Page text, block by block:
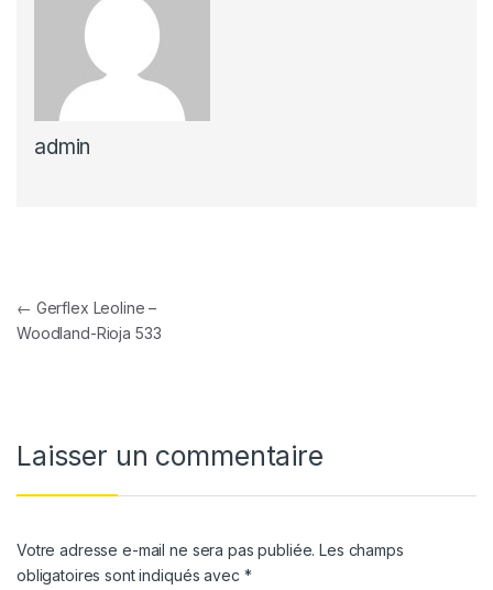
admin
Navigation de l’article
← Gerflex Leoline –
Woodland-Rioja 533
Laisser un commentaire
Votre adresse e-mail ne sera pas publiée. Les champs
obligatoires sont indiqués avec *